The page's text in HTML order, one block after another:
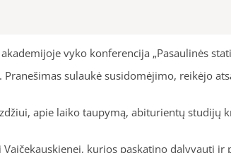
vyko konferencija „Pasaulinės
sulaukė susidomėjimo, reikėjo
apie laiko taupymą, abiturientų studijų
kurios paskatino dalyvauti ir